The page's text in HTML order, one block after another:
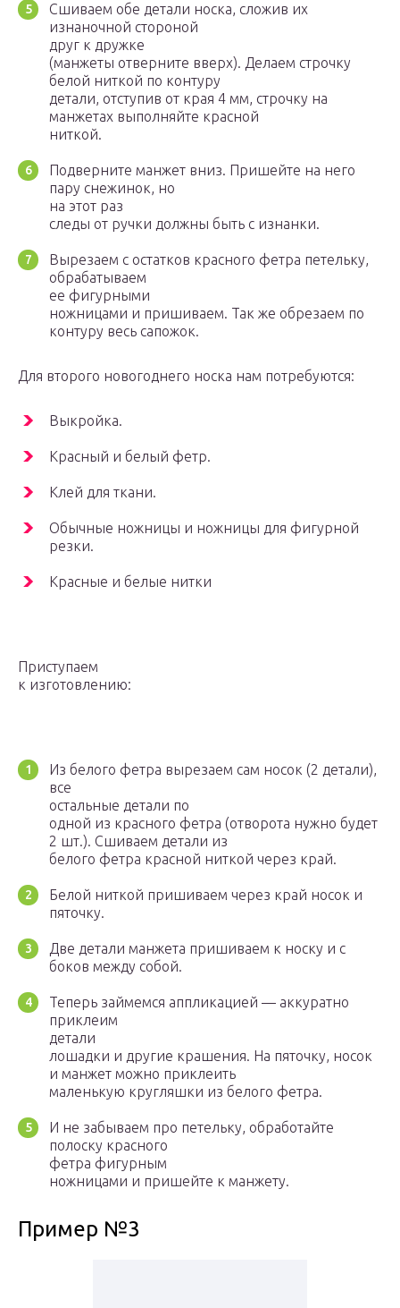
Сшиваем обе детали носка, сложив их
изнаночной стороной
друг к дружке
(манжеты отверните вверх). Делаем строчку
белой ниткой по контуру
детали, отступив от края 4 мм, строчку на
манжетах выполняйте красной
ниткой.
Подверните манжет вниз. Пришейте на него
пару снежинок, но
на этот раз
следы от ручки должны быть с изнанки.
Вырезаем с остатков красного фетра петельку,
обрабатываем
ее фигурными
ножницами и пришиваем. Так же обрезаем по
контуру весь сапожок.
Для второго новогоднего носка нам потребуются:
Выкройка.
Красный и белый фетр.
Клей для ткани.
Обычные ножницы и ножницы для фигурной
резки.
Красные и белые нитки
Приступаем
к изготовлению:
Из белого фетра вырезаем сам носок (2 детали),
все
остальные детали по
одной из красного фетра (отворота нужно будет
2 шт.). Сшиваем детали из
белого фетра красной ниткой через край.
Белой ниткой пришиваем через край носок и
пяточку.
Две детали манжета пришиваем к носку и с
боков между собой.
Теперь займемся аппликацией — аккуратно
приклеим
детали
лошадки и другие крашения. На пяточку, носок
и манжет можно приклеить
маленькую кругляшки из белого фетра.
И не забываем про петельку, обработайте
полоску красного
фетра фигурным
ножницами и пришейте к манжету.
Пример №3